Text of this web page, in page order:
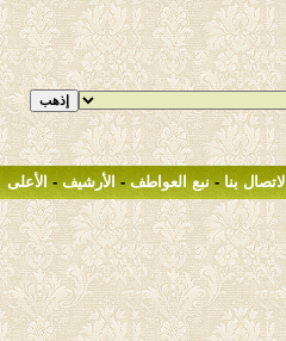
الاتصال بنا - نبع العواطف - الأرشيف - الأعلى